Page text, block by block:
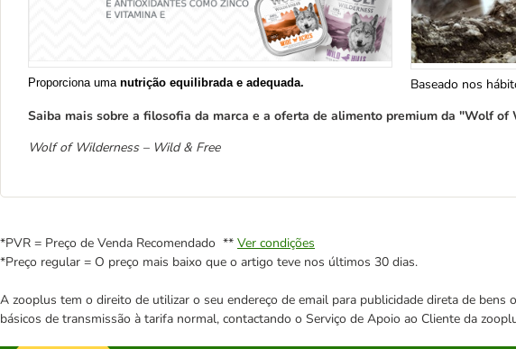
Proporciona uma nutrição equilibrada e adequada.
Baseado nos
Saiba mais sobre a filosofia da marca e a oferta de alimento premium da "Wolf of
Wolf of Wilderness – Wild & Free
*PVR = Preço de Venda Recomendado ** Ver condições
*Preço regular = O preço mais baixo que o artigo teve nos últimos 30 dias.
A zooplus tem o direito de utilizar o seu endereço de email para publicidade direta de
básicos de transmissão à tarifa normal, contactando o Serviço de Apoio ao Cliente da